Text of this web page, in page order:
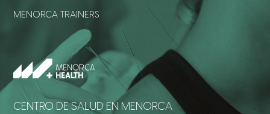
CENTRO DE SALUD EN MENORCA
MENORCA TRAINERS